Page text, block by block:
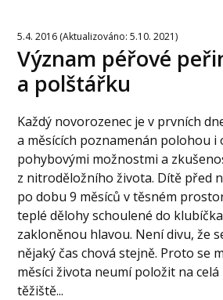
5.4. 2016 (Aktualizováno: 5.10. 2021)
Význam péřové
a polštářku
Každý novorozenec je v prvních
a měsících poznamenán polohou i
pohybovými možnostmi a
z nitroděložního života. Dítě před
po dobu 9 měsíců v těsném
teplé dělohy schoulené do
zakloněnou hlavou. Není divu, že
nějaký čas chová stejně. Proto se
měsíci života neumí položit na
těžiště...